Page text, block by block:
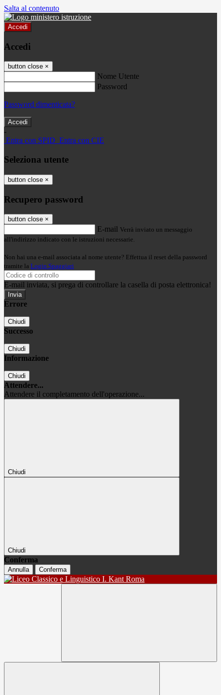
Salta al contenuto
Accedi
Accedi
button close ×
Nome Utente
Password
Password dimenticata?
-
Entra con SPID Entra con CIE
Seleziona utente
button close ×
Recupero password
button close ×
E-mail Verrà inviato un messaggio
all'indirizzo indicato con le istruzioni necessarie.
Non hai una e-mail associata al nome utente? Effettua il reset della password
tramite la Login Spaggiari
E-mail inviata, si prega di controllare la casella di posta elettronica!
Errore
Chiudi
Successo
Chiudi
Informazione
Chiudi
Attendere...
Attendere il completamento dell'operazione...
Chiudi
Chiudi
Conferma
Annulla Conferma